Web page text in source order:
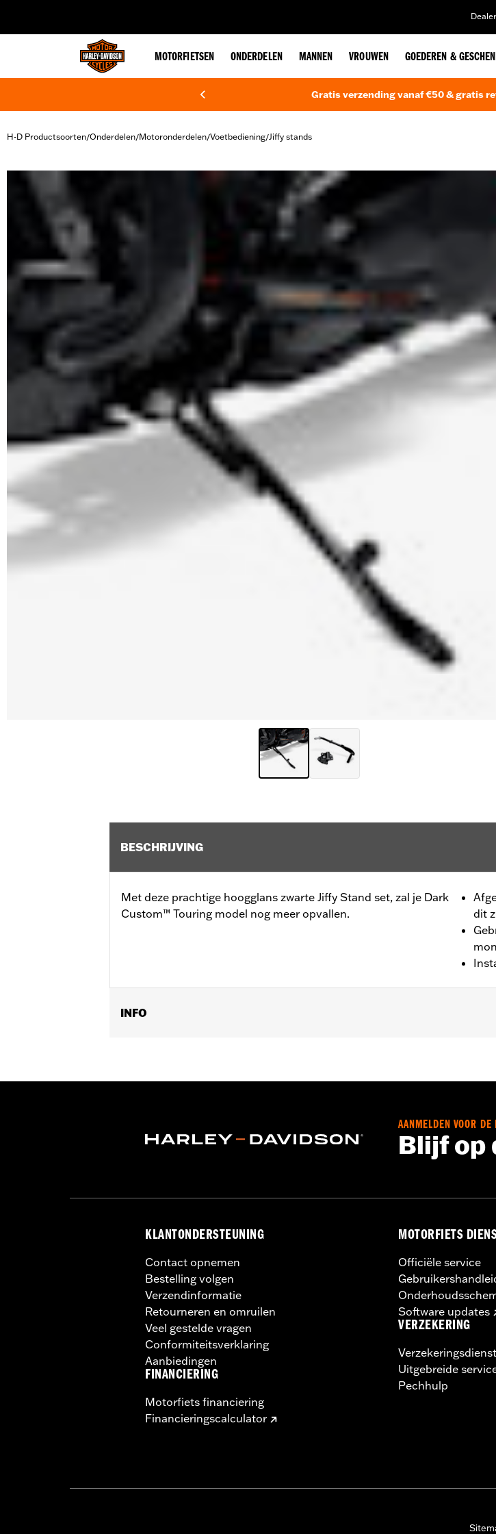
MOTORFIETSEN ONDERDELEN MANNEN VROUWEN GOEDEREN &
Gratis verzending vanaf €50 & gratis
H-D Productsoorten/Onderdelen/Motoronderdelen/Voetbediening/Jiffy stands
BESCHRIJVING
Met deze prachtige hoogglans zwarte Jiffy Stand set, zal je Dark
Custom™ Touring model nog meer opvallen.
dit
INFO
AANMELDEN VOOR DE
Blijf op
KLANTONDERSTEUNING
Contact opnemen
Bestelling volgen
Verzendinformatie
Retourneren en omruilen
Veel gestelde vragen
Conformiteitsverklaring
Aanbiedingen
FINANCIERING
Motorfiets financiering
Financieringscalculator
MOTORFIETS
Officiële service
Software updates
VERZEKERING
Uitgebreide
Pechhulp